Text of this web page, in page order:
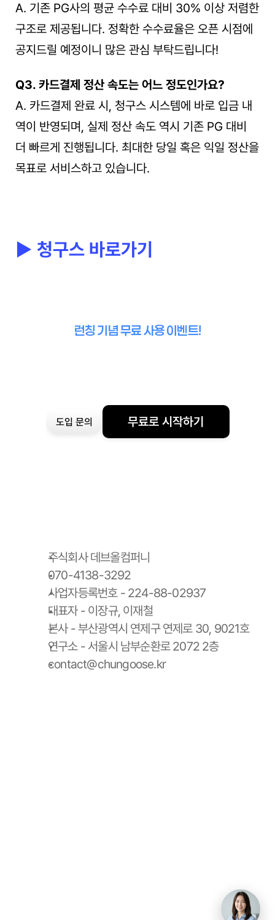
A. 기존 PG사의 평균 수수료 대비 30% 이상 저렴한
구조로 제공됩니다. 정확한 수수료율은 오픈 시점에
공지드릴 예정이니 많은 관심 부탁드립니다!
Q3. 카드결제 정산 속도는 어느 정도인가요?
A. 카드결제 완료 시, 청구스 시스템에 바로 입금 내
역이 반영되며, 실제 정산 속도 역시 기존 PG 대비
더 빠르게 진행됩니다. 최대한 당일 혹은 익일 정산을
목표로 서비스하고 있습니다.
▶ 청구스 바로가기
런칭 기념 무료 사용 이벤트!
도입 문의 무료로 시작하기
주식회사 데브올컴퍼니
070-4138-3292
사업자등록번호 - 224-88-02937
대표자 - 이장규, 이재철
본사 - 부산광역시 연제구 연제로 30, 9021호
연구소 - 서울시 남부순환로 2072 2층
contact@chungoose.kr
데브올컴퍼니